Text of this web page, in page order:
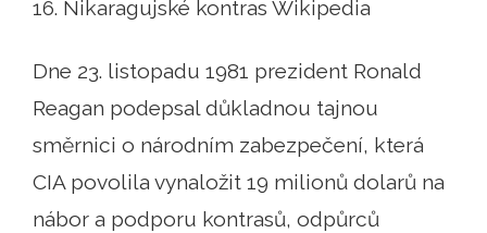
16. Nikaragujské kontras Wikipedia
Dne 23. listopadu 1981 prezident Ronald
Reagan podepsal důkladnou tajnou
směrnici o národním zabezpečení, která
CIA povolila vynaložit 19 milionů dolarů na
nábor a podporu kontrasů, odpůrců